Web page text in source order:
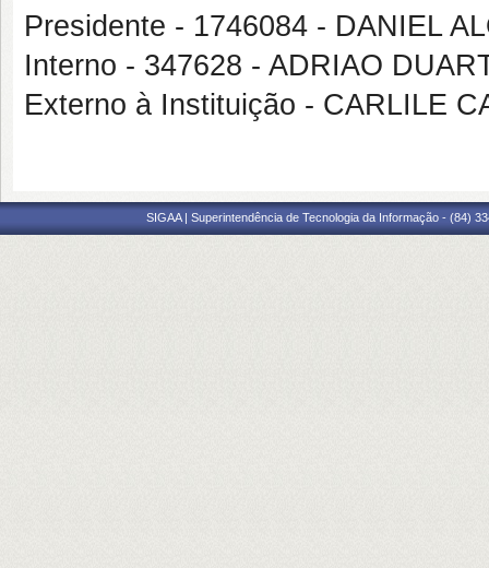
Presidente - 1746084 - DANIEL
Interno - 347628 - ADRIAO
Externo à Instituição - CARLILE
SIGAA | Superintendência de Tecnologia da Informação - (84)